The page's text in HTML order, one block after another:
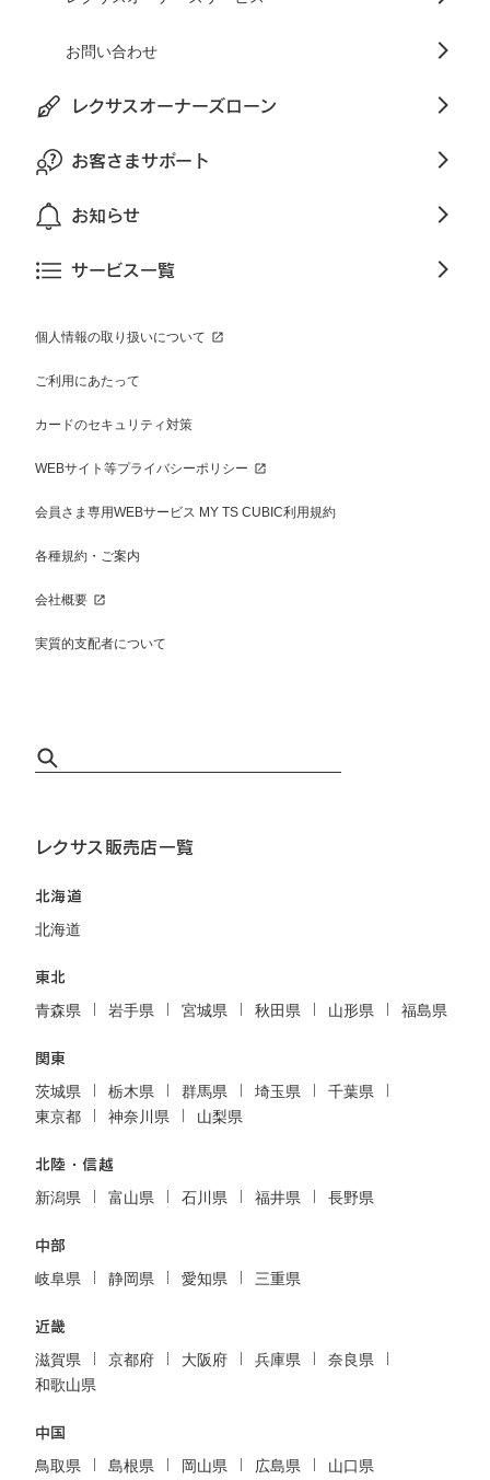
お問い合わせ
レクサスオーナーズローン
お客さまサポート
お知らせ
サービス一覧
個人情報の取り扱いについて
ご利用にあたって
カードのセキュリティ対策
WEBサイト等プライバシーポリシー
会員さま専用WEBサービス MY TS CUBIC利用規約
各種規約・ご案内
会社概要
実質的支配者について
レクサス販売店一覧
北海道
北海道
東北
青森県 岩手県 宮城県 秋田県 山形県 福島県
関東
茨城県 栃木県 群馬県 埼玉県
千葉県
東京都
神奈川県 山梨県
北陸・信越
新潟県 富山県 石川県 福井県 長野県
中部
岐阜県 静岡県 愛知県 三重県
近畿
滋賀県 京都府 大阪府 兵庫県
奈良県
和歌山県
中国
鳥取県 島根県 岡山県 広島県 山口県